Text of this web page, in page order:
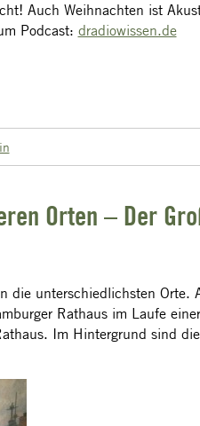
Auch Weihnachten ist
Podcast: dradiowissen.de
Orten – Der
die unterschiedlichsten Orte.
Rathaus im Laufe
Im Hintergrund sind